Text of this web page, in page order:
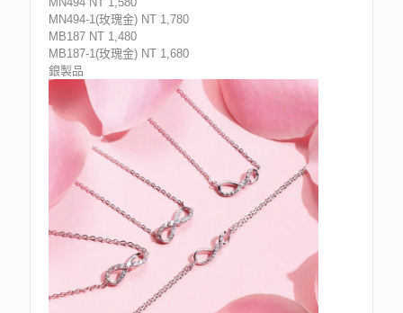
MN494-1(玫瑰金) NT 1,780
MB187 NT 1,480
MB187-1(玫瑰金) NT 1,680
銀製品